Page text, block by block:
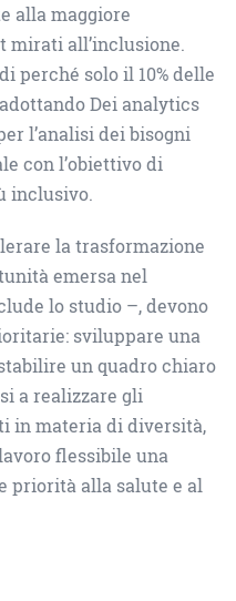
alla maggiore
mirati all’inclusione.
perché solo il 10% delle
Dei analytics
l’analisi dei bisogni
con l’obiettivo di
inclusivo.
la trasformazione
emersa nel
lo studio –, devono
sviluppare una
un quadro chiaro
a realizzare gli
in materia di diversità,
flessibile una
priorità alla salute e al